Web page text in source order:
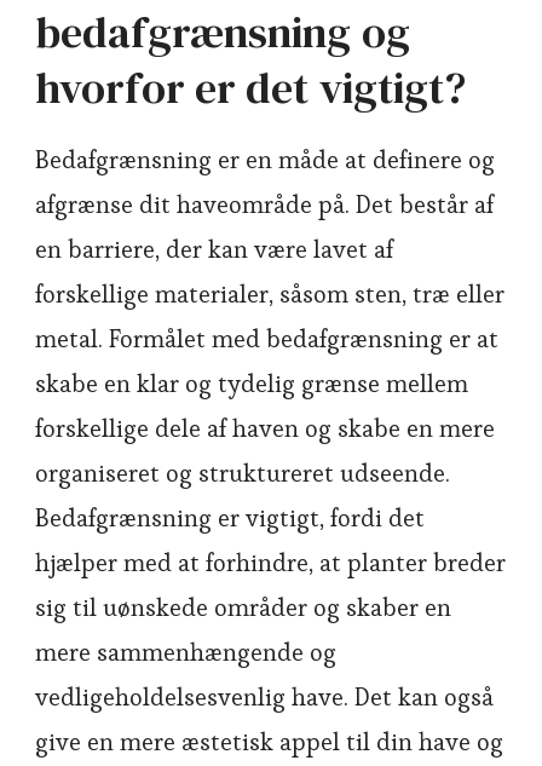
bedafgrænsning og
hvorfor er det vigtigt?
Bedafgrænsning er en måde at definere og
afgrænse dit haveområde på. Det består af
en barriere, der kan være lavet af
forskellige materialer, såsom sten, træ eller
metal. Formålet med bedafgrænsning er at
skabe en klar og tydelig grænse mellem
forskellige dele af haven og skabe en mere
organiseret og struktureret udseende.
Bedafgrænsning er vigtigt, fordi det
hjælper med at forhindre, at planter breder
sig til uønskede områder og skaber en
mere sammenhængende og
vedligeholdelsesvenlig have. Det kan også
give en mere æstetisk appel til din have og